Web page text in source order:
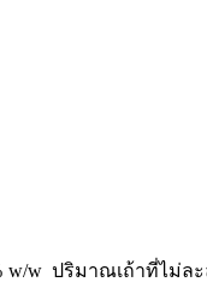
ปริมาณเถ้าที่ไม่ละ